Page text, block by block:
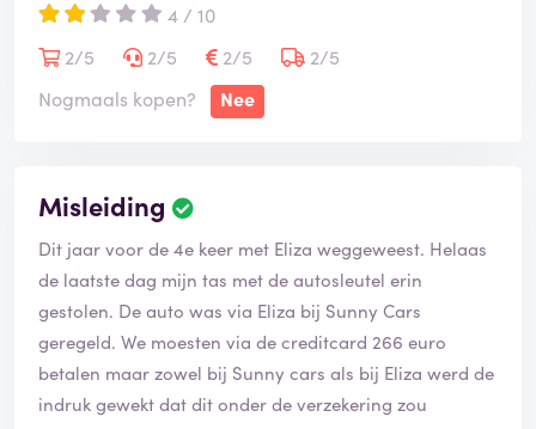
4 / 10
2/5
2/5 2/5
2/5
Nogmaals kopen?
Nee
Misleiding
Dit jaar voor de 4e keer met Eliza weggeweest. Helaas
de laatste dag mijn tas met de autosleutel erin
gestolen. De auto was via Eliza bij Sunny Cars
geregeld. We moesten via de creditcard 266 euro
betalen maar zowel bij Sunny cars als bij Eliza werd de
indruk gewekt dat dit onder de verzekering zou